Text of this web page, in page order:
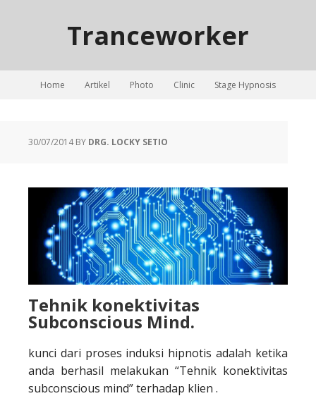
Tranceworker
Home Artikel Photo Clinic Stage Hypnosis
30/07/2014BY DRG. LOCKY SETIO
Tehnik konektivitas
Subconscious Mind.
kunci dari proses induksi hipnotis adalah ketika
anda berhasil melakukan “Tehnik konektivitas
subconscious mind” terhadap klien .